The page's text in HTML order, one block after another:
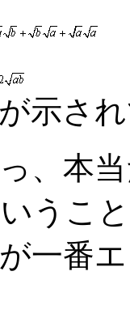
示され
、本
うこ
一番